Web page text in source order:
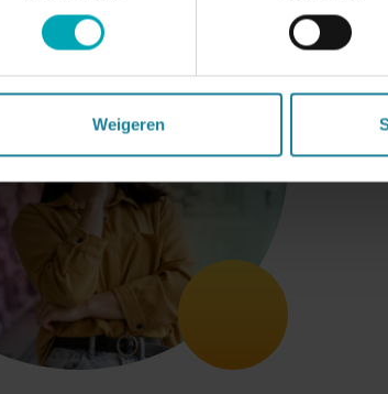
Weigeren